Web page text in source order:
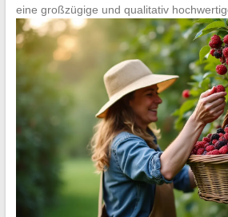
eine großzügige und qualitativ